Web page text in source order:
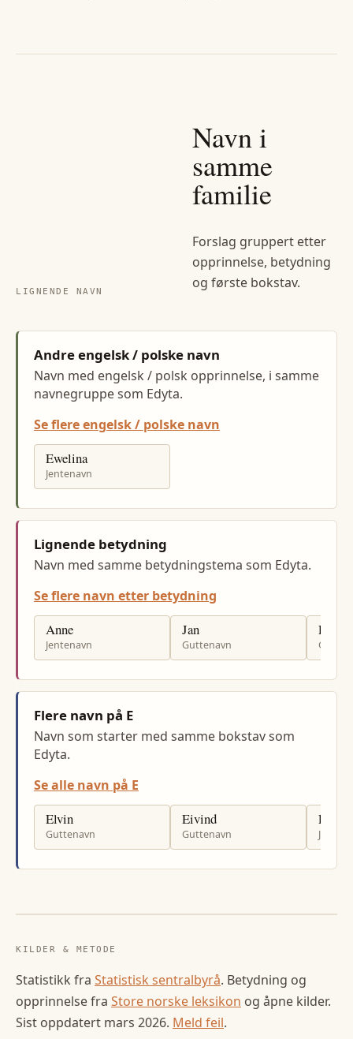
LIGNENDE NAVN
Navn i
samme
familie
Forslag gruppert etter
opprinnelse, betydning
og første bokstav.
Andre engelsk / polske navn
Navn med engelsk / polsk opprinnelse, i samme
navnegruppe som Edyta.
Se flere engelsk / polske navn
Ewelina
Jentenavn
Lignende betydning
Navn med samme betydningstema som Edyta.
Se flere navn etter betydning
Anne
Jentenavn
Jan
Guttenavn
Per
Flere navn på E
Navn som starter med samme bokstav som
Edyta.
Se alle navn på E
Elvin
Guttenavn
Eivind
Guttenavn
Elina
KILDER & METODE
Statistikk fra Statistisk sentralbyrå. Betydning og
opprinnelse fra Store norske leksikon og åpne kilder.
Sist oppdatert mars 2026. Meld feil.